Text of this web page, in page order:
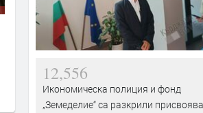
Вярващи в Хасково посрещнаха
Преображение Господне с
освещаване на първото грозде
преди 9 часа
Не
12,556
Икономическа полиция и фонд
„Земеделие“ са разкрили